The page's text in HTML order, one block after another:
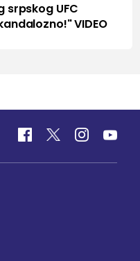
srpskog UFC
VIDEO